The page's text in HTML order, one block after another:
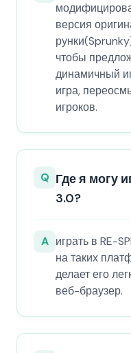
версия
чтобы
динамичный
игра,
игроков.
Q Где я могу
3.0?
A играть в RE-
на таких
делает его
веб-браузер.